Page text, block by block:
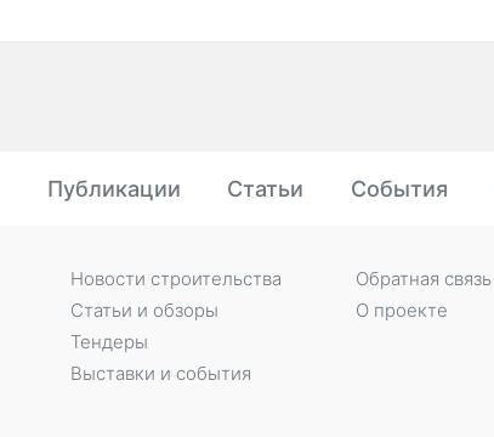
Публикации Статьи События
Новости строительства
Статьи и обзоры
Тендеры
Выставки и события
Обратная связь
О проекте